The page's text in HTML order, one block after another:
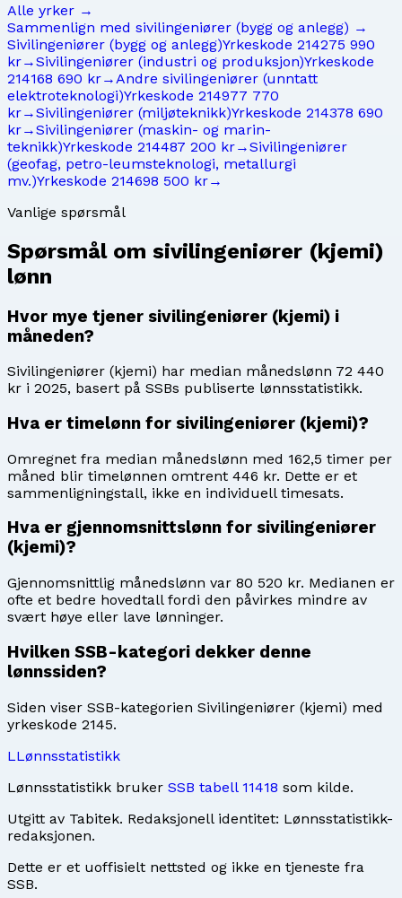
Alle yrker →
Sammenlign med sivilingeniører (bygg og anlegg) →
Sivilingeniører (bygg og anlegg)Yrkeskode 214275 990
kr→Sivilingeniører (industri og produksjon)Yrkeskode
214168 690 kr→ Andre sivilingeniører (unntatt
elektroteknologi)Yrkeskode 214977 770
kr→Sivilingeniører (miljøteknikk)Yrkeskode 214378 690
kr→Sivilingeniører (maskin- og marin-
teknikk)Yrkeskode 214487 200 kr→Sivilingeniører
(geofag, petro-leumsteknologi, metallurgi
mv.)Yrkeskode 214698 500 kr→
Vanlige spørsmål
Spørsmål om sivilingeniører (kjemi)
lønn
Hvor mye tjener sivilingeniører (kjemi) i
måneden?
Sivilingeniører (kjemi) har median månedslønn 72 440
kr i 2025, basert på SSBs publiserte lønnsstatistikk.
Hva er timelønn for sivilingeniører (kjemi)?
Omregnet fra median månedslønn med 162,5 timer per
måned blir timelønnen omtrent 446 kr. Dette er et
sammenligningstall, ikke en individuell timesats.
Hva er gjennomsnittslønn for sivilingeniører
(kjemi)?
Gjennomsnittlig månedslønn var 80 520 kr. Medianen er
ofte et bedre hovedtall fordi den påvirkes mindre av
svært høye eller lave lønninger.
Hvilken SSB-kategori dekker denne
lønnssiden?
Siden viser SSB-kategorien Sivilingeniører (kjemi) med
yrkeskode 2145.
LLønnsstatistikk
Lønnsstatistikk bruker SSB tabell 11418 som kilde.
Utgitt av Tabitek. Redaksjonell identitet: Lønnsstatistikk-
redaksjonen.
Dette er et uoffisielt nettsted og ikke en tjeneste fra
SSB.